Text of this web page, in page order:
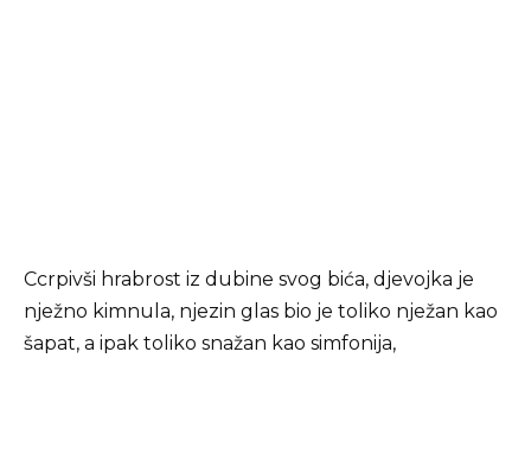
Ccrpivši hrabrost iz dubine svog bića, djevojka je
nježno kimnula, njezin glas bio je toliko nježan kao
šapat, a ipak toliko snažan kao simfonija,